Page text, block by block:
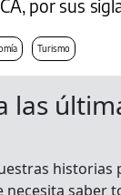
por sus
Turismo